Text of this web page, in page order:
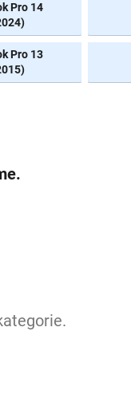
Pro 14
Pro 13